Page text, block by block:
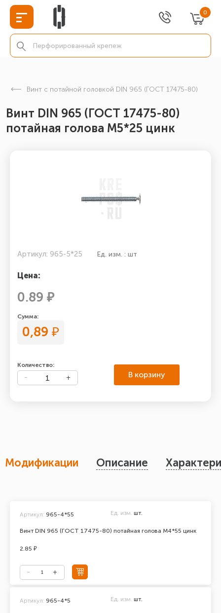
0
Винт с потайной головкой DIN 965 (ГОСТ 17475-80)
Винт DIN 965 (ГОСТ 17475-80)
потайная голова М5*25 цинк
Артикул: 965-5*25 Ед. изм. : шт
Цена:
0.89 ₽
Сумма:
0,89 ₽
Количество:
В корзину
Модификации Описание
Винт DIN 965 (ГОСТ 17475-80) потайная голова М4*55 цинк
Артикул: 965-4*55 Ед. изм. шт.
2.85 ₽
Артикул: 965-4*5 Ед. изм. шт.